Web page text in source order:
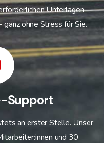
Unterlagen
ohne Stress für Sie.
Support
an erster Stelle. Unser
und 30